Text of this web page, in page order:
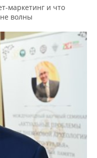
маркетинг и что
волны